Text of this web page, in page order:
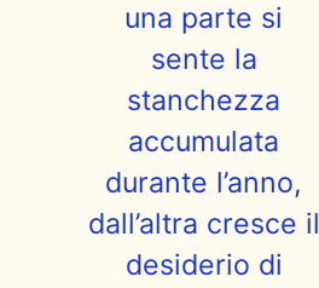
una parte si
sente la
stanchezza
accumulata
durante l’anno,
dall’altra cresce il
desiderio di